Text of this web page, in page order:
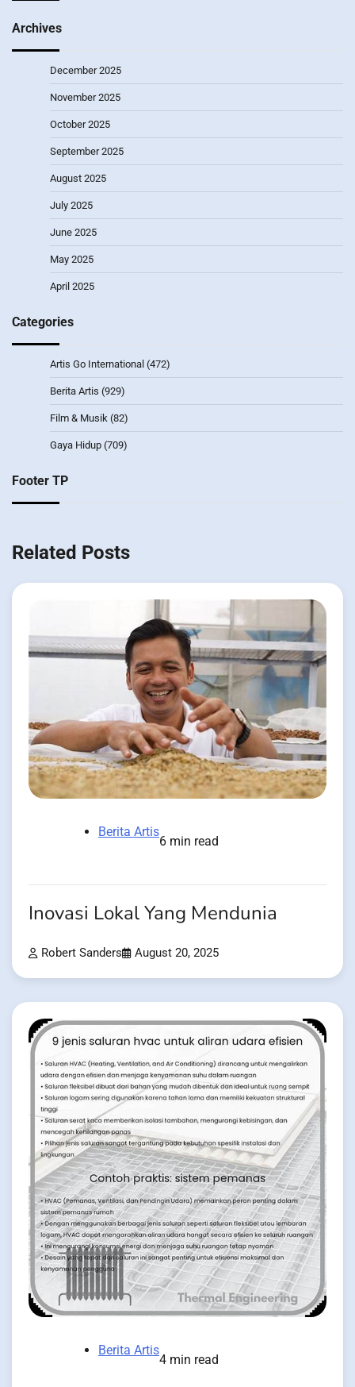
Archives
December 2025
November 2025
October 2025
September 2025
August 2025
July 2025
June 2025
May 2025
April 2025
Categories
Artis Go International (472)
Berita Artis (929)
Film & Musik (82)
Gaya Hidup (709)
Footer TP
Related Posts
Berita Artis
6 min read
Inovasi Lokal Yang Mendunia
Robert Sanders August 20, 2025
Berita Artis
4 min read